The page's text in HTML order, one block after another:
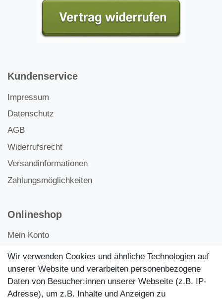
Kundenservice
Impressum
Datenschutz
AGB
Widerrufsrecht
Versandinformationen
Zahlungsmöglichkeiten
Onlineshop
Mein Konto
Kontakt
Kundenretouren
Reparaturservice
Wir verwenden Cookies und ähnliche Technologien auf
unserer Website und verarbeiten personenbezogene
Daten von Besucher:innen unserer Webseite (z.B. IP-
Adresse), um z.B. Inhalte und Anzeigen zu